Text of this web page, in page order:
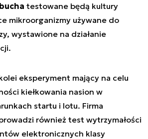
testowane będą kultury
mikroorganizmy używane do
wystawione na działanie
eksperyment mający na celu
kiełkowania nasion w
startu i lotu. Firma
również test wytrzymałości
elektronicznych klasy